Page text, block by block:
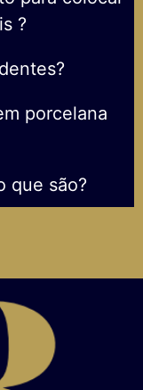
?
porcelana
que são?